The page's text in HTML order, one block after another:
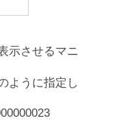
示させるマニ
ように指定し